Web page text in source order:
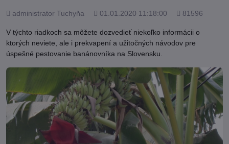
Pridal
administrator Tuchyňa Pridané
01.01.2020 11:18:00
Počet
81596
V týchto riadkoch sa môžete dozvedieť niekoľko informácii o
ktorých neviete, ale i prekvapení a užitočných návodov pre
úspešné pestovanie banánovníka na Slovensku.